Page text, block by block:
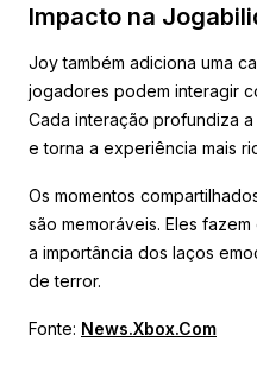
Impacto na
Joy também adiciona uma
jogadores podem interagir
Cada interação profundiza
e torna a experiência mais
Os momentos
são memoráveis. Eles
a importância dos laços
de terror.
Fonte: News.Xbox.Com